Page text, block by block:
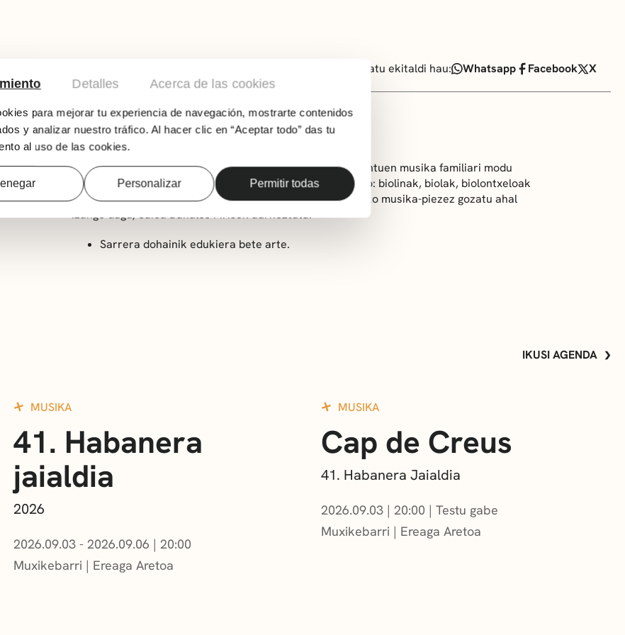
Detalles Acerca de las cookies
para mejorar tu experiencia de navegación, mostrarte contenidos
y analizar nuestro tráfico. Al hacer clic en “Aceptar todo” das tu
al uso de las cookies.
Personalizar Permitir todas
Partekatu ekitaldi hau: Whatsapp Facebook X
Musika- eta hezkuntza-saio hau hari-igurtzitako instrumentuen musika familiari modu
atsegin eta parte-hartzailean hurbiltzeko diseinatuta dago: biolinak, biolak, biolontxeloak
eta kontrabaxuak. Emanaldian, eskolako irakasleek eginiko musika-piezez gozatu ahal
izango dugu, Saioa Bañales Pirisek aurkeztuta.
Sarrera dohainik edukiera bete arte.
IKUSI AGENDA
MUSIKA
41. Habanera
jaialdia
2026
2026.09.03 - 2026.09.06 | 20:00
Muxikebarri | Ereaga Aretoa
MUSIKA
Cap de Creus
41. Habanera Jaialdia
2026.09.03 | 20:00
Testu gabe
Muxikebarri | Ereaga Aretoa